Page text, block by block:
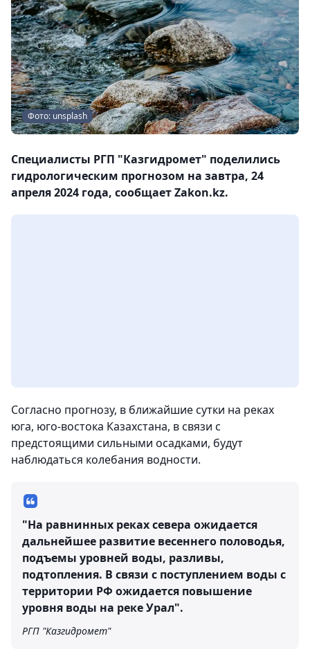
Фото: unsplash
Специалисты РГП "Казгидромет" поделились
гидрологическим прогнозом на завтра, 24
апреля 2024 года, сообщает Zakon.kz.
Согласно прогнозу, в ближайшие сутки на реках
юга, юго-востока Казахстана, в связи с
предстоящими сильными осадками, будут
наблюдаться колебания водности.
"На равнинных реках севера ожидается
дальнейшее развитие весеннего половодья,
подъемы уровней воды, разливы,
подтопления. В связи с поступлением воды с
территории РФ ожидается повышение
уровня воды на реке Урал".
РГП "Казгидромет"